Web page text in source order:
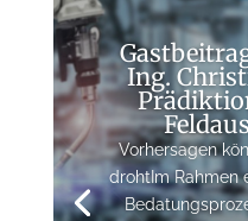
Ing.
Vorhersagen
drohtIm Rahmen